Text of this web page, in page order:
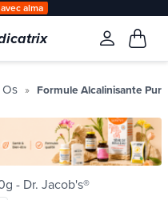
àpd 35€ en Point Relais & 50€ à
Formule Alcalinisante Pur